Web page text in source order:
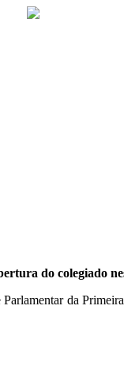
do colegiado
da